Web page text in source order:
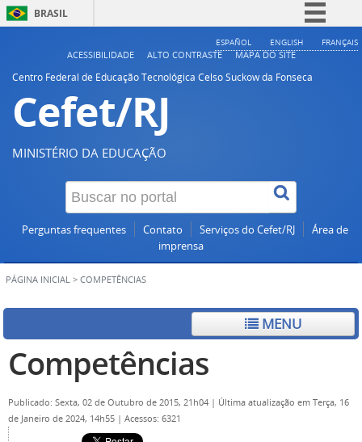
BRASIL
Simplifique!
ESPAÑOL ENGLISH FRANÇAIS
ACESSIBILIDADE ALTO CONTRASTE
MAPA DO SITE
Centro Federal de Educação Tecnológica Celso Suckow da Fonseca
Cefet/RJ
MINISTÉRIO DA EDUCAÇÃO
Perguntas frequentes Contato Serviços do Cefet/RJ
Área de
imprensa
PÁGINA INICIAL > COMPETÊNCIAS
MENU
Competências
Publicado: Sexta, 02 de Outubro de 2015, 21h04 | Última atualização em Terça, 16
de Janeiro de 2024, 14h55 | Acessos: 6321